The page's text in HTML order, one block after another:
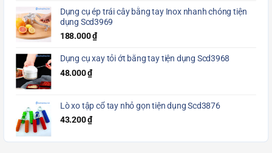
Dụng cụ ép trái cây bằng tay Inox nhanh chóng tiện
dụng Scd3969
188.000₫
Dụng cụ xay tỏi ớt bằng tay tiện dụng Scd3968
48.000₫
Lò xo tập cổ tay nhỏ gọn tiện dụng Scd3876
43.200₫